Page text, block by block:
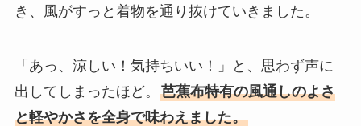
き、風がすっと着物を通り抜けていきました。
「あっ、涼しい！気持ちいい！」と、思わず声に
出してしまったほど。 芭蕉布特有の風通しのよさ
と軽やかさを全身で味わえました。